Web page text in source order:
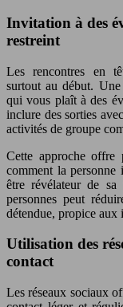
Invitation à des
restreint
Les rencontres en
surtout au début.
qui vous plaît à des
inclure des sorties
activités de groupe
Cette approche offre
comment la
être révélateur de sa
personnes peut
détendue, propice aux
Utilisation des
contact
Les réseaux sociaux